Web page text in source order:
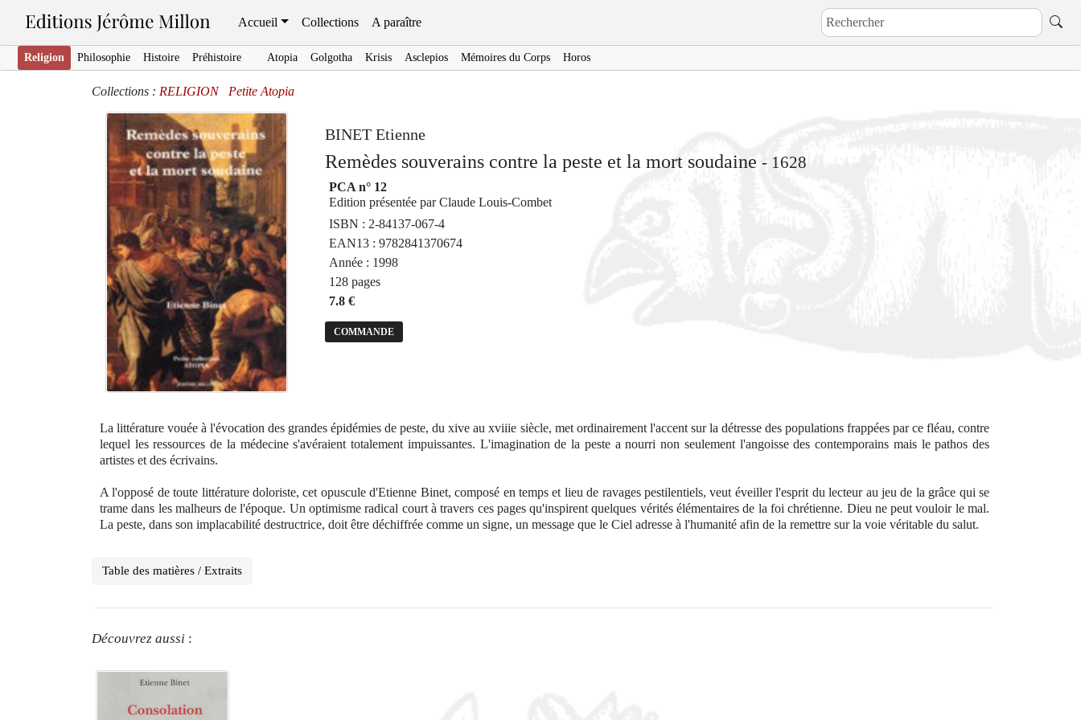
Accueil Collections A paraître
Religion Philosophie Histoire Préhistoire Atopia Golgotha Krisis Asclepios Mémoires du Corps Horos
Collections : RELIGION Petite Atopia
BINET Etienne
Remèdes souverains contre la peste et la mort soudaine - 1628
PCA n° 12
Edition présentée par Claude Louis-Combet
ISBN : 2-84137-067-4
EAN13 : 9782841370674
Année : 1998
128 pages
7.8 €
COMMANDE
La littérature vouée à l'évocation des grandes épidémies de peste, du xive au xviiie siècle, met ordinairement l'accent sur la détresse des populations frappées par ce fléau, contre
lequel les ressources de la médecine s'avéraient totalement impuissantes. L'imagination de la peste a nourri non seulement l'angoisse des contemporains mais le pathos des
artistes et des écrivains.
A l'opposé de toute littérature doloriste, cet opuscule d'Etienne Binet, composé en temps et lieu de ravages pestilentiels, veut éveiller l'esprit du lecteur au jeu de la grâce qui se
trame dans les malheurs de l'époque. Un optimisme radical court à travers ces pages qu'inspirent quelques vérités élémentaires de la foi chrétienne. Dieu ne peut vouloir le mal.
La peste, dans son implacabilité destructrice, doit être déchiffrée comme un signe, un message que le Ciel adresse à l'humanité afin de la remettre sur la voie véritable du salut.
Table des matières / Extraits
Découvrez aussi :